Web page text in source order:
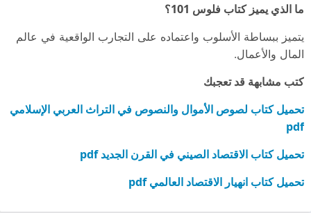
ما الذي يميز كتاب فلوس 101؟
يتميز ببساطة الأسلوب واعتماده على التجارب الواقعية في عالم
المال والأعمال.
كتب مشابهة قد تعجبك
تحميل كتاب لصوص الأموال والنصوص في التراث العربي الإسلامي
pdf
تحميل كتاب الاقتصاد الصيني في القرن الجديد pdf
تحميل كتاب انهيار الاقتصاد العالمي pdf